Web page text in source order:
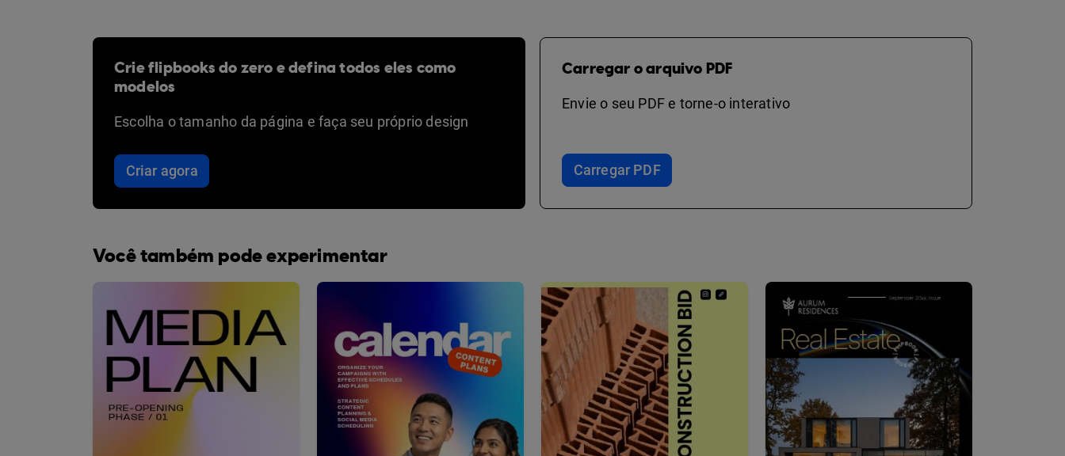
Crie flipbooks do zero e defina todos eles como
modelos
Escolha o tamanho da página e faça seu próprio design
Criar agora
Carregar o arquivo PDF
Envie o seu PDF e torne-o interativo
Carregar PDF
Você também pode experimentar